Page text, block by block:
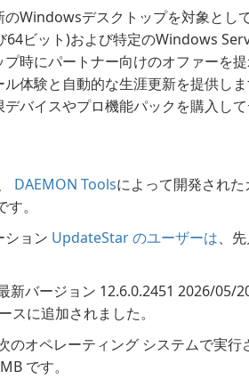
のWindowsデスクトップを対象とし
64ビット)および特定のWindows
時にパートナー向けのオファーを
体験と自動的な生涯更新を提供し
バイスやプロ機能パックを購入し
DAEMON Toolsによって開発され
。
ション UpdateStar のユーザーは、
新バージョン 12.6.0.2451 2026/05/
に追加されました。
のオペレーティング システムで実
です。